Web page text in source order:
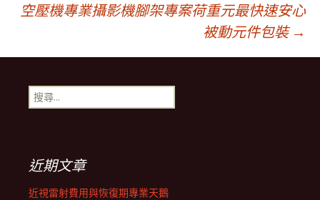
章
導
航
列
空壓機專業攝影機腳架專案荷重元最快速安心
被動元件包裝 →
搜
尋
近期文章
近視雷射費用與恢復期專業天鵝